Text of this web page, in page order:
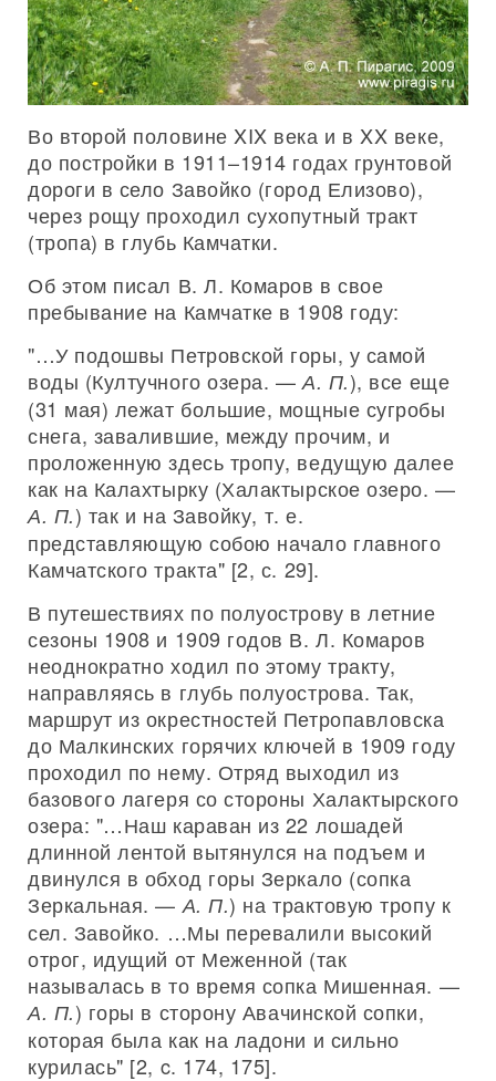
Во второй половине XIX века и в XX веке,
до постройки в 1911–1914 годах грунтовой
дороги в село Завойко (город Елизово),
через рощу проходил сухопутный тракт
(тропа) в глубь Камчатки.
Об этом писал В. Л. Комаров в свое
пребывание на Камчатке в 1908 году:
"…У подошвы Петровской горы, у самой
воды (Култучного озера. —А. П.), все еще
(31 мая) лежат большие, мощные сугробы
снега, завалившие, между прочим, и
проложенную здесь тропу, ведущую далее
как на Калахтырку (Халактырское озеро. —
А. П.) так и на Завойку, т. е.
представляющую собою начало главного
Камчатского тракта" [2, с. 29].
В путешествиях по полуострову в летние
сезоны 1908 и 1909 годов В. Л. Комаров
неоднократно ходил по этому тракту,
направляясь в глубь полуострова. Так,
маршрут из окрестностей Петропавловска
до Малкинских горячих ключей в 1909 году
проходил по нему. Отряд выходил из
базового лагеря со стороны Халактырского
озера: "…Наш караван из 22 лошадей
длинной лентой вытянулся на подъем и
двинулся в обход горы Зеркало (сопка
Зеркальная. — А. П.) на трактовую тропу к
сел. Завойко. …Мы перевалили высокий
отрог, идущий от Меженной (так
называлась в то время сопка Мишенная. —
А. П.) горы в сторону Авачинской сопки,
которая была как на ладони и сильно
курилась" [2, c. 174, 175].